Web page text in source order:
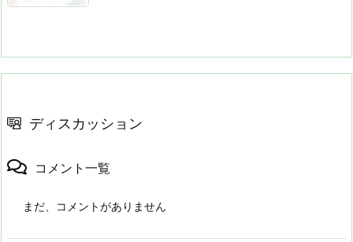
ディスカッション
コメント一覧
まだ、コメントがありません